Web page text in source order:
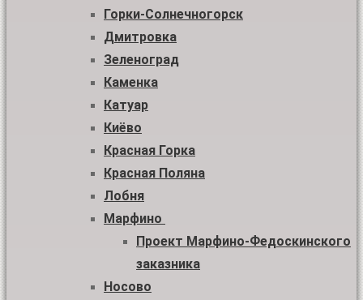
Горки-Солнечногорск
Дмитровка
Зеленоград
Каменка
Катуар
Киёво
Красная Горка
Красная Поляна
Лобня
Марфино
Проект Марфино-Федоскинского
заказника
Носово